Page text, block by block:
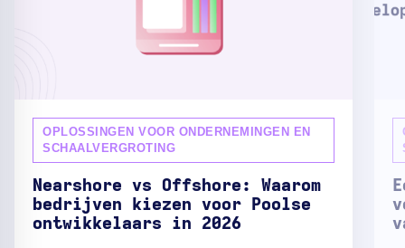
OPLOSSINGEN VOOR ONDERNEMINGEN EN
SCHAALVERGROTING
Nearshore vs Offshore: Waarom
bedrijven kiezen voor Poolse
ontwikkelaars in 2026